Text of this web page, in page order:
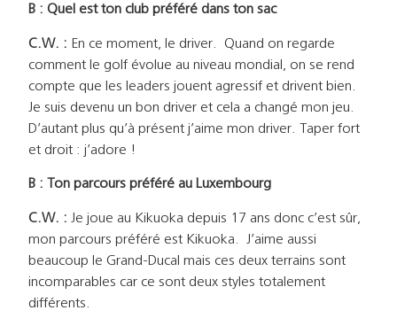
B : Quel est ton club préféré dans ton sac
C.W. : En ce moment, le driver. Quand on regarde
comment le golf évolue au niveau mondial, on se rend
compte que les leaders jouent agressif et drivent bien.
Je suis devenu un bon driver et cela a changé mon jeu.
D’autant plus qu’à présent j’aime mon driver. Taper fort
et droit : j’adore !
B : Ton parcours préféré au Luxembourg
C.W. : Je joue au Kikuoka depuis 17 ans donc c’est sûr,
mon parcours préféré est Kikuoka. J’aime aussi
beaucoup le Grand-Ducal mais ces deux terrains sont
incomparables car ce sont deux styles totalement
différents.